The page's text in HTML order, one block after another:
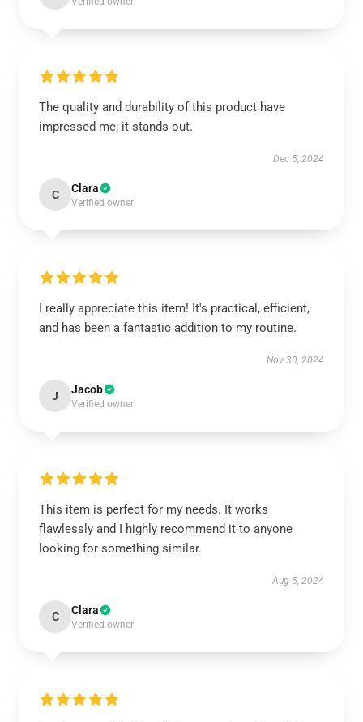
The quality and durability of this product have
impressed me; it stands out.
Dec 5, 2024
C Clara
Verified owner
I really appreciate this item! It's practical, efficient,
and has been a fantastic addition to my routine.
Nov 30, 2024
J Jacob
Verified owner
This item is perfect for my needs. It works
flawlessly and I highly recommend it to anyone
looking for something similar.
Aug 5, 2024
C Clara
Verified owner